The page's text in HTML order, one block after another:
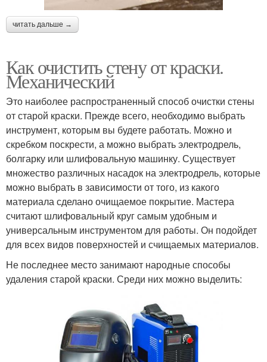
читать дальше →
Как очистить стену от краски.
Механический
Это наиболее распространенный способ очистки стены
от старой краски. Прежде всего, необходимо выбрать
инструмент, которым вы будете работать. Можно и
скребком поскрести, а можно выбрать электродрель,
болгарку или шлифовальную машинку. Существует
множество различных насадок на электродрель, которые
можно выбрать в зависимости от того, из какого
материала сделано очищаемое покрытие. Мастера
считают шлифовальный круг самым удобным и
универсальным инструментом для работы. Он подойдет
для всех видов поверхностей и счищаемых материалов.
Не последнее место занимают народные способы
удаления старой краски. Среди них можно выделить: